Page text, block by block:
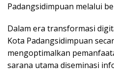
Padangsidimpuan melalui
Dalam era transformasi
Kota Padangsidimpuan
mengoptimalkan
sarana utama diseminasi